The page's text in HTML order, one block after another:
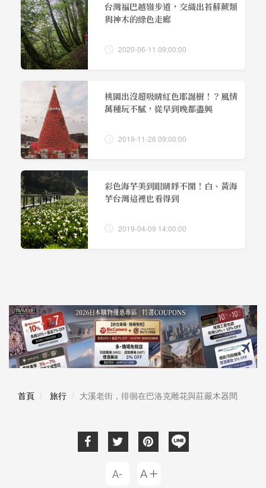
台灣福巴越嶺步道，交織出苔蘚蕨類
與神木的綠色走廊
2020-06-11 09:00:00
桃園出沒超吸睛紅色耶誕樹！？風情
萬種玩不膩，從早到晚都盡興
2019-11-26 09:00:00
彩色海芋美到眼睛睜不開！白、黃海
芋台灣這裡也看得到
2019-04-09 14:00:00
首頁 旅行 大溪老街，徘徊在巴洛克雕花與莊嚴木器間